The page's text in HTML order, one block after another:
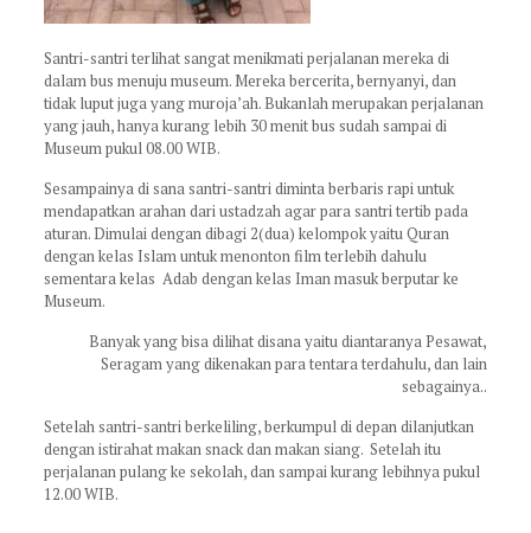
Santri-santri terlihat sangat menikmati perjalanan mereka di
dalam bus menuju museum. Mereka bercerita, bernyanyi, dan
tidak luput juga yang muroja’ah. Bukanlah merupakan perjalanan
yang jauh, hanya kurang lebih 30 menit bus sudah sampai di
Museum pukul 08.00 WIB.
Sesampainya di sana santri-santri diminta berbaris rapi untuk
mendapatkan arahan dari ustadzah agar para santri tertib pada
aturan. Dimulai dengan dibagi 2(dua) kelompok yaitu Quran
dengan kelas Islam untuk menonton film terlebih dahulu
sementara kelas Adab dengan kelas Iman masuk berputar ke
Museum.
Banyak yang bisa dilihat disana yaitu diantaranya Pesawat,
Seragam yang dikenakan para tentara terdahulu, dan lain
sebagainya..
Setelah santri-santri berkeliling, berkumpul di depan dilanjutkan
dengan istirahat makan snack dan makan siang. Setelah itu
perjalanan pulang ke sekolah, dan sampai kurang lebihnya pukul
12.00 WIB.